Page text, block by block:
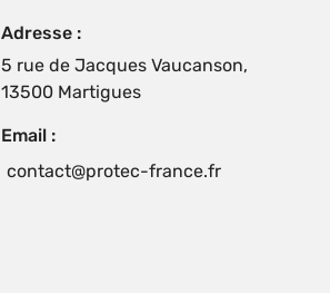
Adresse :
5 rue de Jacques Vaucanson,
13500 Martigues
Email :
contact@protec-france.fr